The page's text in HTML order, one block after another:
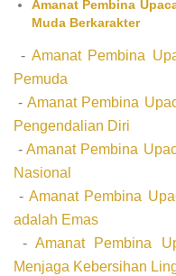
Amanat Pembina
Muda Berkarakter
- Amanat Pembina
Pemuda
- Amanat Pembina
Pengendalian Diri
-Amanat Pembina
Nasional
- Amanat Pembina
adalah Emas
-Amanat Pembina
Menjaga Kebersihan